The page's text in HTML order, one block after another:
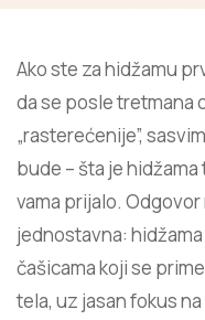
Ako ste za hidžamu
da se posle tretmana
„rasterećenije”,
bude – šta je
vama prijalo. Odgovor
jednostavna:
čašicama koji se
tela, uz jasan fokus